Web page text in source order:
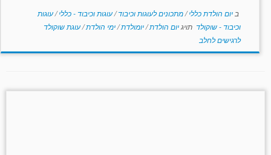
ב יום הולדת כללי/מתכונים לעוגות וכיבוד/עוגות וכיבוד - כללי/עוגות
וכיבוד - שוקולד תויגיום הולדת/יומולדת/ימי הולדת/עוגת שוקולד
לרגישים לחלב